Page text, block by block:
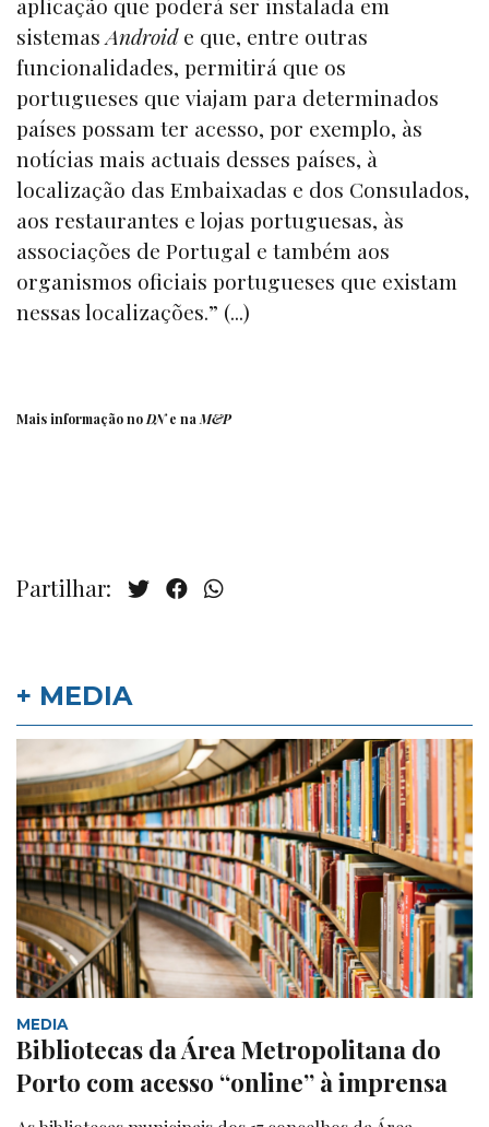
sistemasAndroide que, entre outras
funcionalidades, permitirá que os
portugueses que viajam para determinados
países possam ter acesso, por exemplo, às
notícias mais actuais desses países, à
localização das Embaixadas e dos Consulados,
aos restaurantes e lojas portuguesas, às
associações de Portugal e também aos
organismos oficiais portugueses que existam
nessas localizações.” (...)
Mais informação noDNe na M&P
Partilhar:
+ MEDIA
MEDIA
Bibliotecas da Área Metropolitana do
Porto com acesso “online” à imprensa